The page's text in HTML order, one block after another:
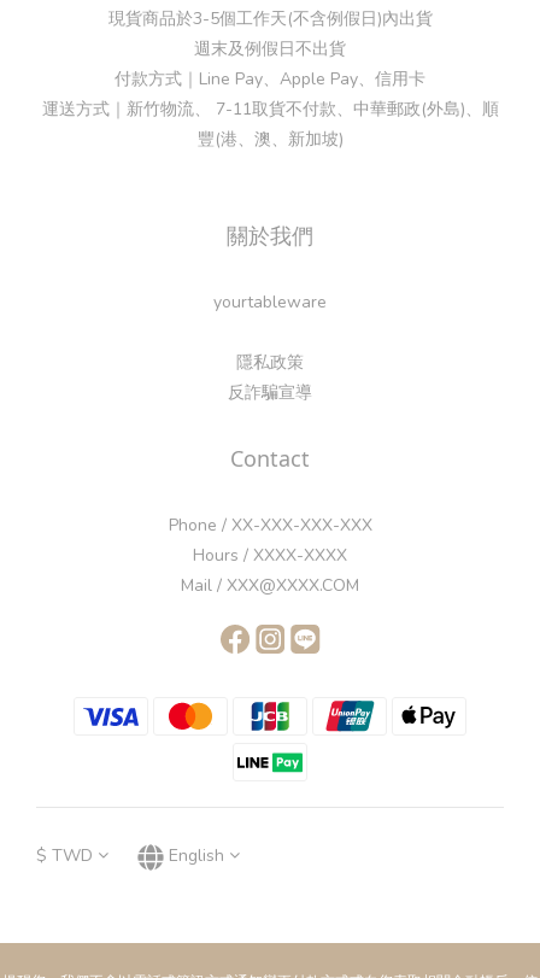
現貨商品於3-5個工作天(不含例假日)內出貨
週末及例假日不出貨
付款方式｜Line Pay、Apple Pay、信用卡
運送方式｜新竹物流、 7-11取貨不付款、中華郵政(外島)、順
豐(港、澳、新加坡)
關於我們
yourtableware
隱私政策
反詐騙宣導
Contact
Phone / XX-XXX-XXX-XXX
Hours / XXXX-XXXX
Mail / XXX@XXXX.COM
$ TWD English